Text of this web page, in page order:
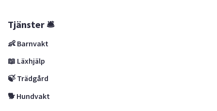
Tjänster 🛎
👶 Barnvakt
📖 Läxhjälp
🍃 Trädgård
🐕 Hundvakt